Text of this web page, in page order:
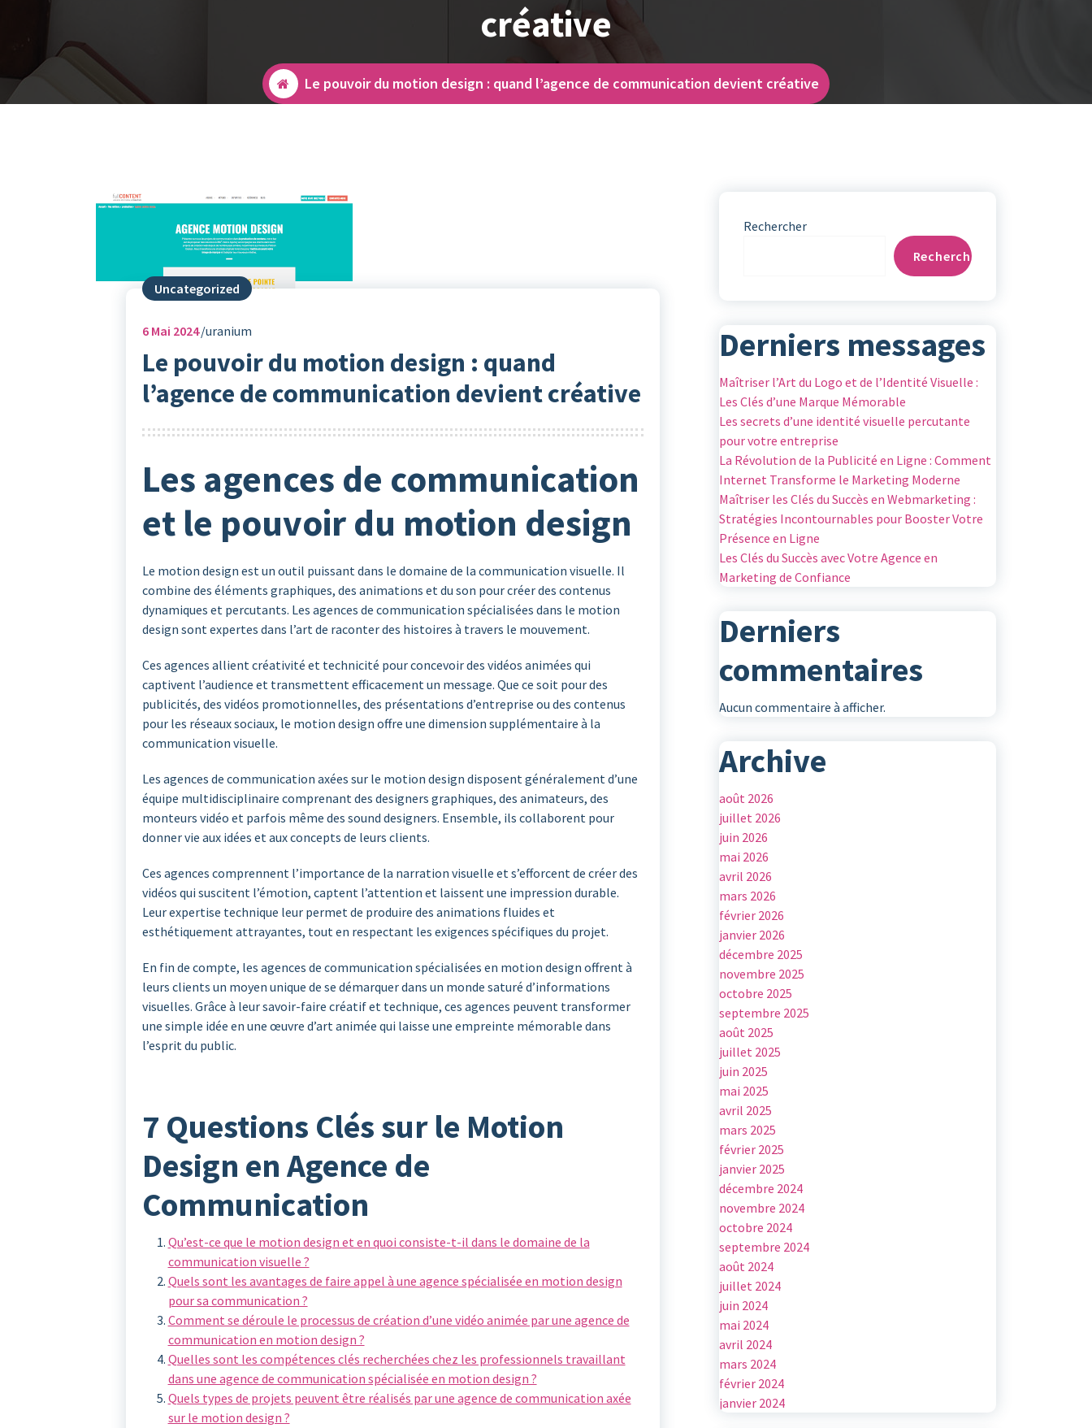
créative
Le pouvoir du motion design : quand l’agence de communication devient créative
Uncategorized
6Mai 2024 uranium
Le pouvoir du motion design : quand
l’agence de communication devient créative
Les agences de communication
et le pouvoir du motion design
Le motion design est un outil puissant dans le domaine de la communication visuelle. Il
combine des éléments graphiques, des animations et du son pour créer des contenus
dynamiques et percutants. Les agences de communication spécialisées dans le motion
design sont expertes dans l’art de raconter des histoires à travers le mouvement.
Ces agences allient créativité et technicité pour concevoir des vidéos animées qui
captivent l’audience et transmettent efficacement un message. Que ce soit pour des
publicités, des vidéos promotionnelles, des présentations d’entreprise ou des contenus
pour les réseaux sociaux, le motion design offre une dimension supplémentaire à la
communication visuelle.
Les agences de communication axées sur le motion design disposent généralement d’une
équipe multidisciplinaire comprenant des designers graphiques, des animateurs, des
monteurs vidéo et parfois même des sound designers. Ensemble, ils collaborent pour
donner vie aux idées et aux concepts de leurs clients.
Ces agences comprennent l’importance de la narration visuelle et s’efforcent de créer des
vidéos qui suscitent l’émotion, captent l’attention et laissent une impression durable.
Leur expertise technique leur permet de produire des animations fluides et
esthétiquement attrayantes, tout en respectant les exigences spécifiques du projet.
En fin de compte, les agences de communication spécialisées en motion design offrent à
leurs clients un moyen unique de se démarquer dans un monde saturé d’informations
visuelles. Grâce à leur savoir-faire créatif et technique, ces agences peuvent transformer
une simple idée en une œuvre d’art animée qui laisse une empreinte mémorable dans
l’esprit du public.
7 Questions Clés sur le Motion
Design en Agence de
Communication
Qu’est-ce que le motion design et en quoi consiste-t-il dans le domaine de la
communication visuelle ?
Quels sont les avantages de faire appel à une agence spécialisée en motion design
pour sa communication ?
Comment se déroule le processus de création d’une vidéo animée par une agence de
communication en motion design ?
Quelles sont les compétences clés recherchées chez les professionnels travaillant
dans une agence de communication spécialisée en motion design ?
Quels types de projets peuvent être réalisés par une agence de communication axée
sur le motion design ?
Rechercher
Rechercher
Derniers messages
Maîtriser l’Art du Logo et de l’Identité Visuelle :
Les Clés d’une Marque Mémorable
Les secrets d’une identité visuelle percutante
pour votre entreprise
La Révolution de la Publicité en Ligne : Comment
Internet Transforme le Marketing Moderne
Maîtriser les Clés du Succès en Webmarketing :
Stratégies Incontournables pour Booster Votre
Présence en Ligne
Les Clés du Succès avec Votre Agence en
Marketing de Confiance
Derniers
commentaires
Aucun commentaire à afficher.
Archive
août 2026
juillet 2026
juin 2026
mai 2026
avril 2026
mars 2026
février 2026
janvier 2026
décembre 2025
novembre 2025
octobre 2025
septembre 2025
août 2025
juillet 2025
juin 2025
mai 2025
avril 2025
mars 2025
février 2025
janvier 2025
décembre 2024
novembre 2024
octobre 2024
septembre 2024
août 2024
juillet 2024
juin 2024
mai 2024
avril 2024
mars 2024
février 2024
janvier 2024